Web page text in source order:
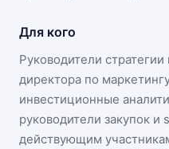
Для кого
Руководители стратегии
директора по
инвестиционные
руководители закупок
действующим